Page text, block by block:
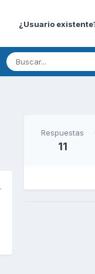
¿Usuario
Respuestas
11